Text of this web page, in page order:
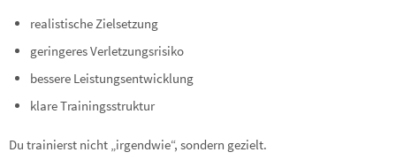
realistische Zielsetzung
geringeres Verletzungsrisiko
bessere Leistungsentwicklung
klare Trainingsstruktur
Du trainierst nicht „irgendwie“, sondern gezielt.